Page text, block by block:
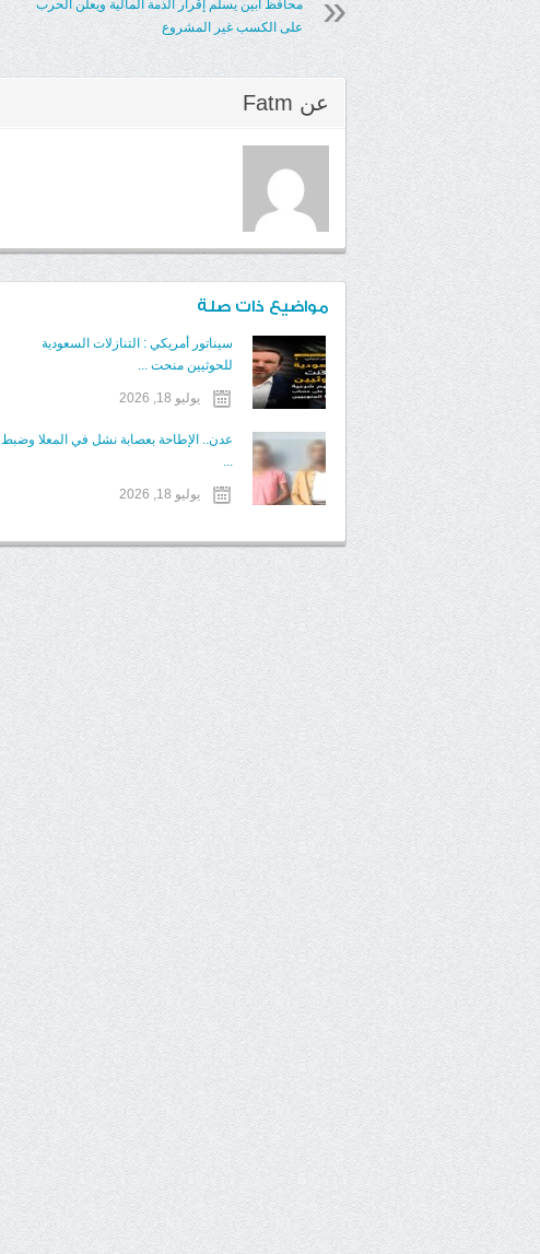
محافظ أبين يسلم إقرار الذمة المالية ويعلن الحرب
على الكسب غير المشروع
عن Fatm
مواضيع ذات صلة
سيناتور أمريكي : التنازلات السعودية
للحوثيين منحت ...
يوليو 18, 2026
عدن.. الإطاحة بعصابة نشل في المعلا وضبط
...
يوليو 18, 2026